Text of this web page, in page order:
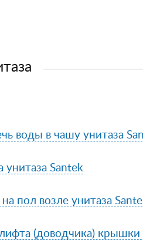
воды в чашу унитаза
унитаза Santek
пол возле унитаза
(доводчика) крышки